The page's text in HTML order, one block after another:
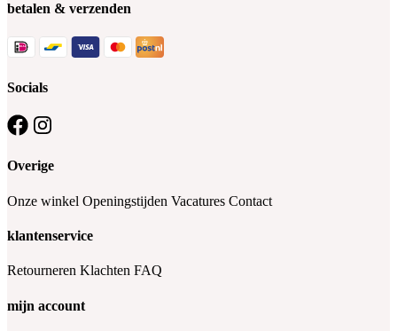
betalen & verzenden
Socials
Overige
Onze winkel Openingstijden Vacatures Contact
klantenservice
Retourneren Klachten FAQ
mijn account